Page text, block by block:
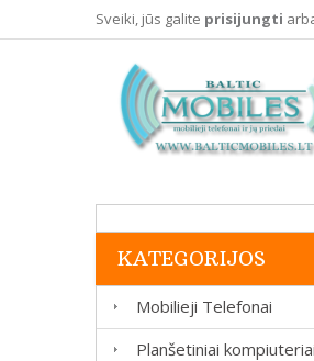
Sveiki, jūs galite prisijungti
KATEGORIJOS
Mobilieji Telefonai
Planšetiniai kompiuteriai